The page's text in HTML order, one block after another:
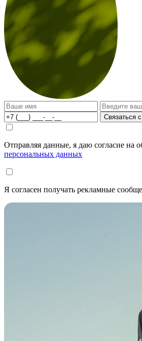
Связаться
Отправляя данные, я даю согласие на
персональных данных
Я согласен получать рекламные